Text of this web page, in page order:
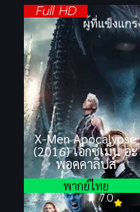
Full HD
X-Men Apocalypse
(2016) เอ็กซ์เม็น อะ
พอคคาลิปส์
7.0
พากย์ไทย